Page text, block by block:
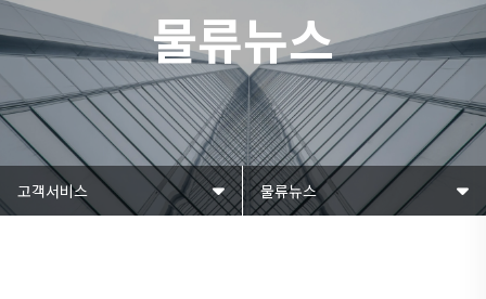
물류뉴스
고객서비스 물류뉴스